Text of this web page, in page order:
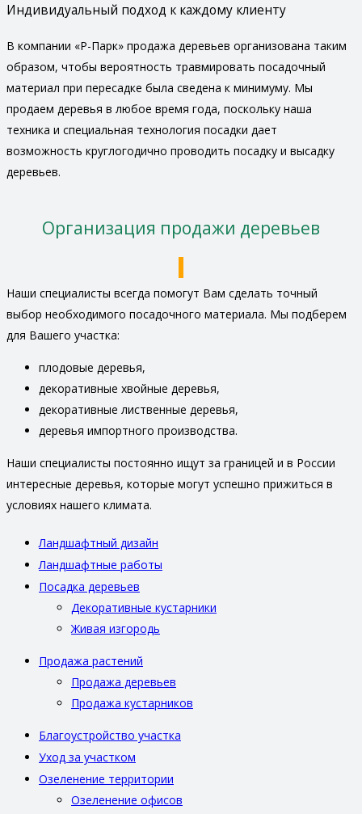
Индивидуальный подход к каждому клиенту
В компании «Р-Парк» продажа деревьев организована таким
образом, чтобы вероятность травмировать посадочный
материал при пересадке была сведена к минимуму. Мы
продаем деревья в любое время года, поскольку наша
техника и специальная технология посадки дает
возможность круглогодично проводить посадку и высадку
деревьев.
Организация продажи деревьев
Наши специалисты всегда помогут Вам сделать точный
выбор необходимого посадочного материала. Мы подберем
для Вашего участка:
плодовые деревья,
декоративные хвойные деревья,
декоративные лиственные деревья,
деревья импортного производства.
Наши специалисты постоянно ищут за границей и в России
интересные деревья, которые могут успешно прижиться в
условиях нашего климата.
Ландшафтный дизайн
Ландшафтные работы
Посадка деревьев
Декоративные кустарники
Живая изгородь
Продажа растений
Продажа деревьев
Продажа кустарников
Благоустройство участка
Уход за участком
Озеленение территории
Озеленение офисов